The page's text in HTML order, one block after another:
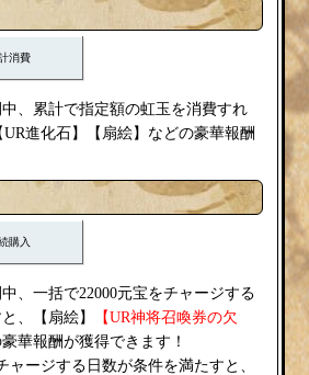
消費
、累計で指定額の虹玉を消費すれ
進化石】【 扇絵】などの豪華報酬
購入
、一括で22000元宝をチャージする
、【 扇絵】
【UR神将召喚券の欠
華報酬が獲得できます！
ャージする日数が条件を満たすと、